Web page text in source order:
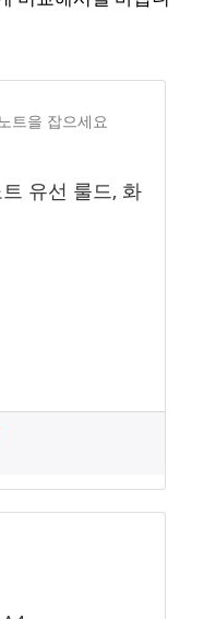
유선 룰드, 화